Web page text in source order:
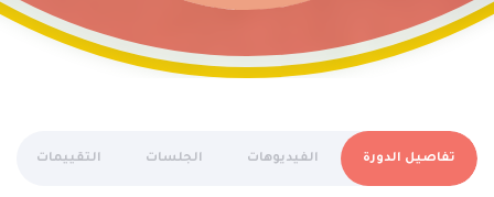
تفاصيل الدورة الفيديوهات الجلسات التقييمات